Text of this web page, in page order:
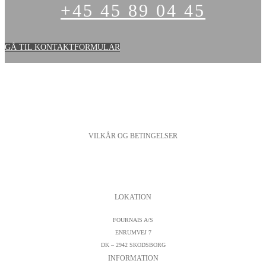
+45 45 89 04 45
GÅ TIL KONTAKTFORMULAR
VILKÅR OG BETINGELSER
LOKATION
FOURNAIS A/S
ENRUMVEJ 7
DK – 2942 SKODSBORG
INFORMATION